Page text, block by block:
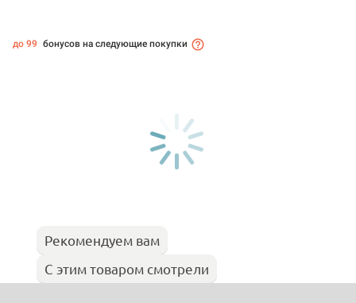
до 99 бонусов на следующие покупки
Рекомендуем вам
С этим товаром смотрели